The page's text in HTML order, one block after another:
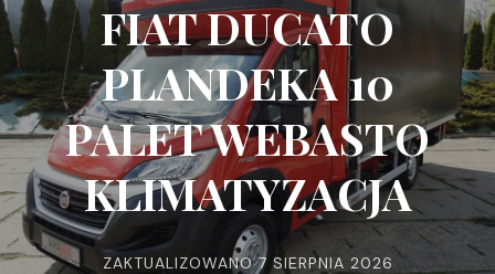
FIAT DUCATO
PLANDEKA 10
PALET WEBASTO
KLIMATYZACJA
ZAKTUALIZOWANO7 SIERPNIA 2026